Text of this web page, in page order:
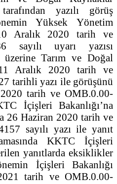
yazılı görüş
Yüksek Yönetim
Aralık 2020 tarih ve
sayılı uyarı yazısı
Tarım ve Doğal
Aralık 2020 tarih ve
tarihli yazı ile görüşünü
tarih ve OMB.0.00-
İçişleri Bakanlığı’na
26 Haziran 2020 tarih ve
sayılı yazı ile yanıt
KKTC İçişleri
yanıtlarda eksiklikler
İçişleri Bakanlığı
tarih ve OMB.0.00-